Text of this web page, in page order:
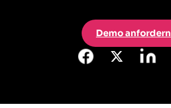
Demo anfordern